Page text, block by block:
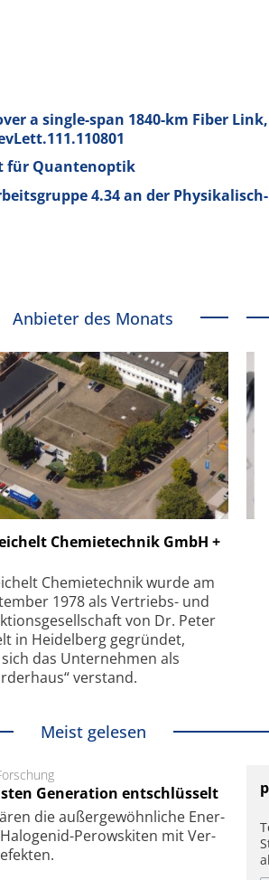
a single-span 1840-km Fiber Link,
für Quantenoptik
4.34 an der Physikalisch-
Anbieter des Monats
Chemietechnik GmbH +
Chemietechnik wurde am
1978 als Vertriebs- und
von Dr. Peter
in Heidelberg gegründet,
das Unternehmen als
verstand.
SmarAct GmbH
kleinstem Raum
Meist gelesen
Generation entschlüsselt
die außer­ge­wöhn­li­che Ener­
Perows­ki­ten mit Ver­